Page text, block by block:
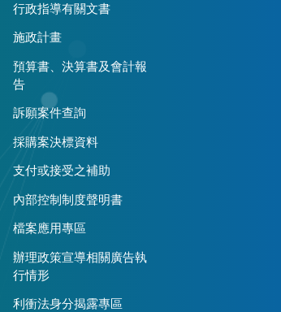
行政指導有關文書
施政計畫
預算書、決算書及會計報
告
訴願案件查詢
採購案決標資料
支付或接受之補助
內部控制制度聲明書
檔案應用專區
辦理政策宣導相關廣告執
行情形
利衝法身分揭露專區